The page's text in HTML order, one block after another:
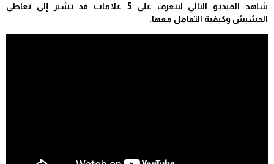
شاهد الفيديو التالي لتتعرف على 5 علامات قد تشير إلى تعاطي
الحشيش وكيفية التعامل معها.